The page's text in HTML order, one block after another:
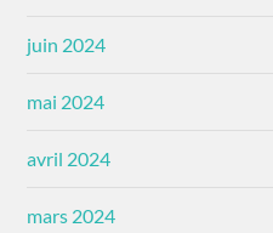
juin 2024
mai 2024
avril 2024
mars 2024